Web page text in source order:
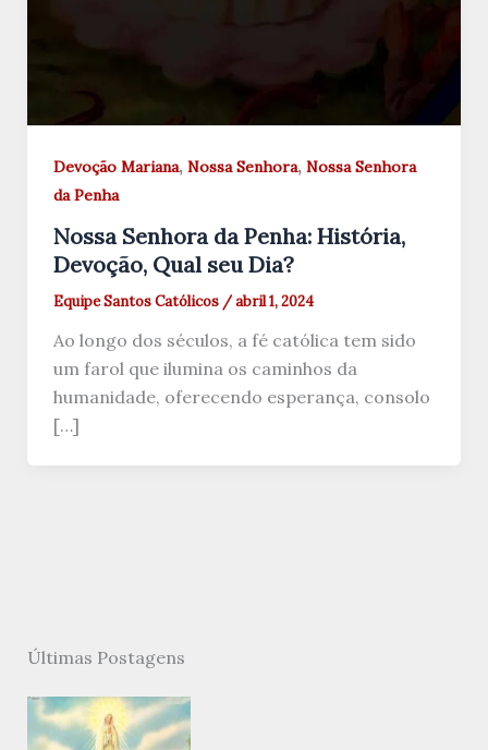
Devoção Mariana, Nossa Senhora, Nossa Senhora
da Penha
Nossa Senhora da Penha: História,
Devoção, Qual seu Dia?
Equipe Santos Católicos /abril 1, 2024
Ao longo dos séculos, a fé católica tem sido
um farol que ilumina os caminhos da
humanidade, oferecendo esperança, consolo
[…]
Últimas Postagens